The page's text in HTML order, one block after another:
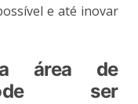
e até inovar
área de
ser